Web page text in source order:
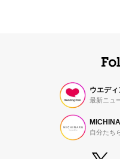
ウエデ
最新ニュ
自分たち